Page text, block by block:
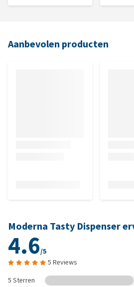
Aanbevolen producten
Moderna Tasty Dispenser
4.6/5
5 Reviews
5 Sterren